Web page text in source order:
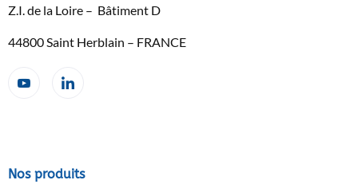
Z.I. de la Loire – Bâtiment D
44800 Saint Herblain – FRANCE
Nos produits